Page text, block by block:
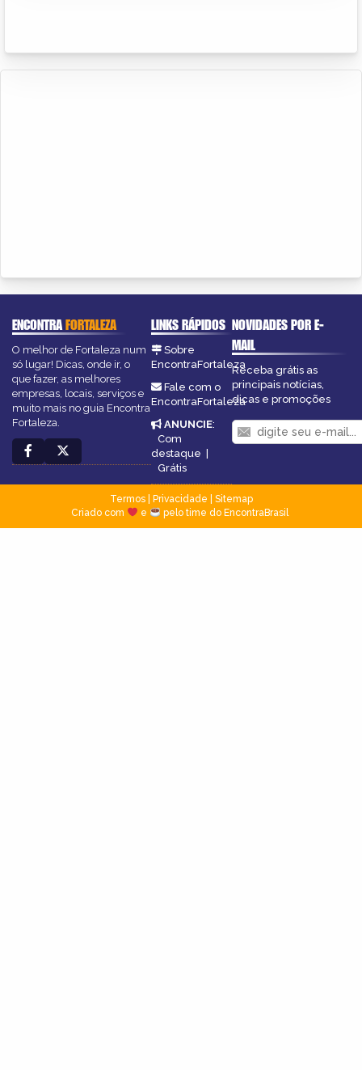
ENCONTRAFORTALEZA
O melhor de Fortaleza num
só lugar! Dicas, onde ir, o
que fazer, as melhores
empresas, locais, serviços e
muito mais no guia Encontra
Fortaleza.
LINKS RÁPIDOS
Sobre
EncontraFortaleza
Fale com o
EncontraFortaleza
ANUNCIE:
Com
destaque |
Grátis
NOVIDADES POR E-
MAIL
Receba grátis as
principais notícias,
dicas e promoções
Termos| Privacidade
Sitemap
Criado com
e pelo time do EncontraBrasil